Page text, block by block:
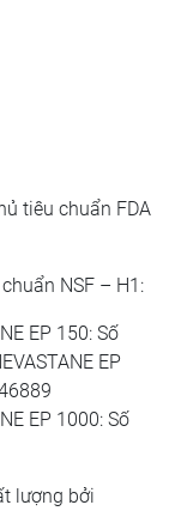
tiêu chuẩn FDA
NSF – H1:
EP 150: Số
EP
EP 1000: Số
lượng bởi